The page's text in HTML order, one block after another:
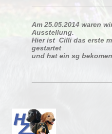
Am 25.05.2014 waren
Ausstellung.
Hier ist Cilli das erste
gestartet
und hat ein sg